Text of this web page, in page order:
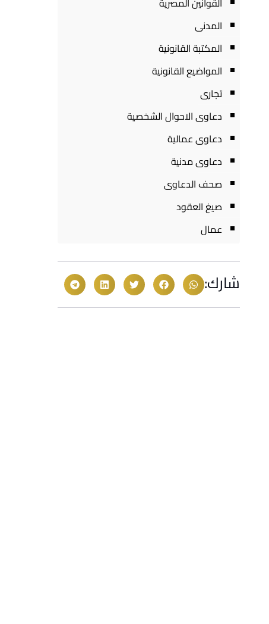
المدنى
المكتبة القانونية
المواضيع القانونية
تجارى
دعاوى الاحوال الشخصية
دعاوى عمالية
دعاوى مدنية
صحف الدعاوى
صيغ العقود
عمال
شارك: